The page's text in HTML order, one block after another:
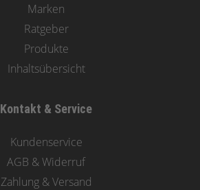
Marken
Ratgeber
Produkte
Inhaltsübersicht
Kontakt & Service
Kundenservice
AGB & Widerruf
Zahlung & Versand